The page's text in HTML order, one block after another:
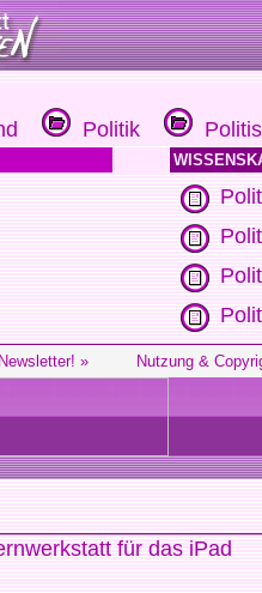
Politik
Newsletter! » Nutzung &